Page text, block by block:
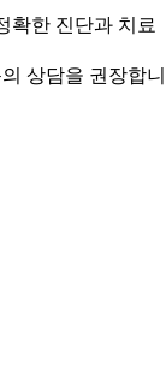
확한 진단과 치료
상담을 권장합니